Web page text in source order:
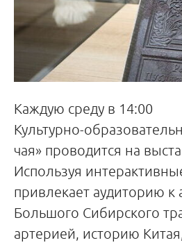
Каждую среду в 14:00
Культурно-
чая» проводится на
Используя
привлекает аудиторию
Большого Сибирского
артерией, историю